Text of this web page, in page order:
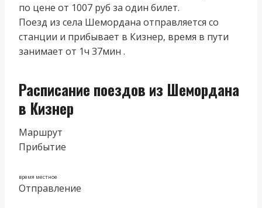
по цене от 1007 руб за один билет.
Поезд из cела Шемордана отправляется со
станции и прибывает в Кизнер, время в пути
занимает от 1ч 37мин .
Расписание поездов из Шемордана
в Кизнер
Маршрут
Прибытие
время местное
Отправление